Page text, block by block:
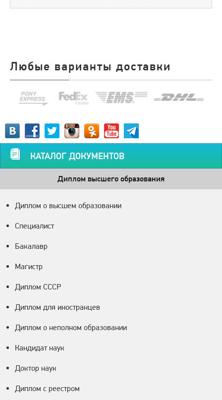
Любые варианты доставки
КАТАЛОГ ДОКУМЕНТОВ
Диплом высшего образования
Диплом о высшем образовании
Специалист
Бакалавр
Магистр
Диплом СССР
Диплом для иностранцев
Диплом о неполном образовании
Кандидат наук
Доктор наук
Диплом с реестром